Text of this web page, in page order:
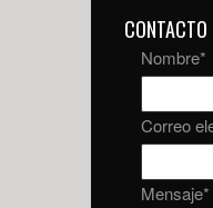
CONTACTO
Nombre*
Correo
Mensaje*